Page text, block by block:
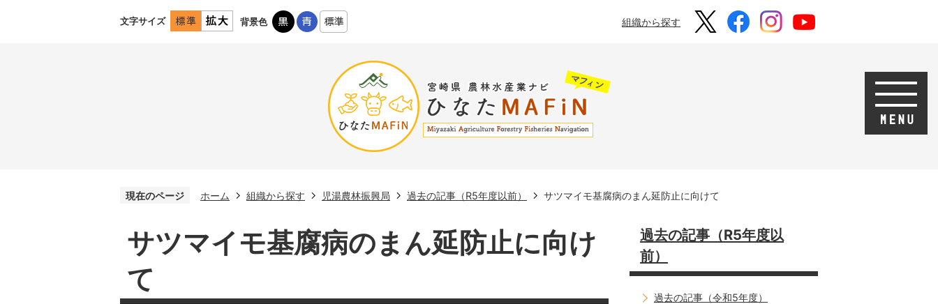
文字サイズ 背景色 組織から探す
現在のページ ホーム 組織から探す 児湯農林振興局 過去の記事（R5年度以前） サツマイモ基腐病のまん延防止に向けて
サツマイモ基腐病のまん延防止に向け
て
過去の記事（R5年度以
前）
過去の記事（令和5年度）